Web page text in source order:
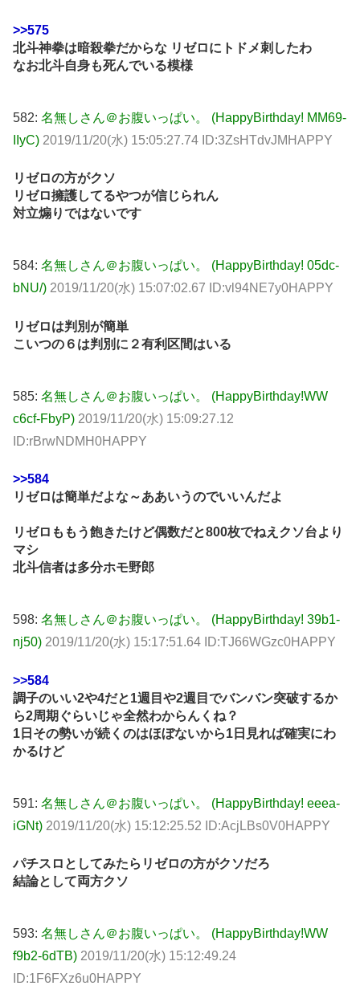
>>575
北斗神拳は暗殺拳だからな リゼロにトドメ刺したわ
なお北斗自身も死んでいる模様
582: 名無しさん＠お腹いっぱい。 (HappyBirthday! MM69-
IIyC) 2019/11/20(水) 15:05:27.74 ID:3ZsHTdvJMHAPPY
リゼロの方がクソ
リゼロ擁護してるやつが信じられん
対立煽りではないです
584: 名無しさん＠お腹いっぱい。 (HappyBirthday! 05dc-
bNU/) 2019/11/20(水) 15:07:02.67 ID:vl94NE7y0HAPPY
リゼロは判別が簡単
こいつの６は判別に２有利区間はいる
585: 名無しさん＠お腹いっぱい。 (HappyBirthday!WW
c6cf-FbyP) 2019/11/20(水) 15:09:27.12
ID:rBrwNDMH0HAPPY
>>584
リゼロは簡単だよな～ああいうのでいいんだよ
リゼロももう飽きたけど偶数だと800枚でねえクソ台より
マシ
北斗信者は多分ホモ野郎
598: 名無しさん＠お腹いっぱい。 (HappyBirthday! 39b1-
nj50) 2019/11/20(水) 15:17:51.64 ID:TJ66WGzc0HAPPY
>>584
調子のいい2や4だと1週目や2週目でバンバン突破するか
ら2周期ぐらいじゃ全然わからんくね？
1日その勢いが続くのはほぼないから1日見れば確実にわ
かるけど
591: 名無しさん＠お腹いっぱい。 (HappyBirthday! eeea-
iGNt) 2019/11/20(水) 15:12:25.52 ID:AcjLBs0V0HAPPY
パチスロとしてみたらリゼロの方がクソだろ
結論として両方クソ
593: 名無しさん＠お腹いっぱい。 (HappyBirthday!WW
f9b2-6dTB) 2019/11/20(水) 15:12:49.24
ID:1F6FXz6u0HAPPY